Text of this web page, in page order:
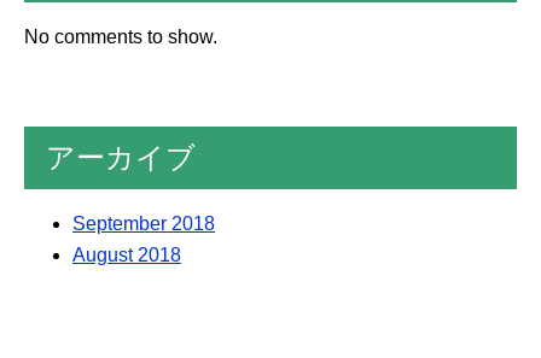
No comments to show.
アーカイブ
September 2018
August 2018